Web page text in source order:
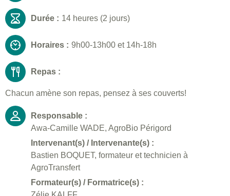
Durée : 14 heures (2 jours)
Horaires : 9h00-13h00 et 14h-18h
Repas :
Chacun amène son repas, pensez à ses couverts!
Responsable :
Awa-Camille WADE, AgroBio Périgord
Intervenant(s) / Intervenante(s) :
Bastien BOQUET, formateur et technicien à
AgroTransfert
Formateur(s) / Formatrice(s) :